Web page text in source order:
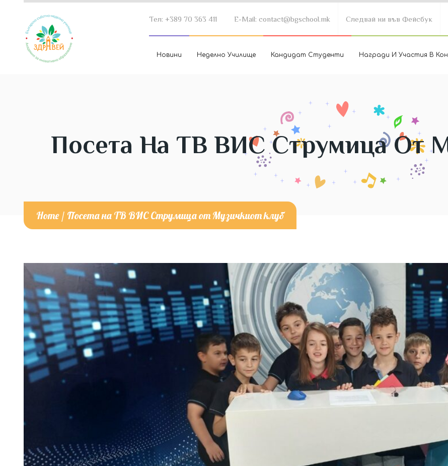
Тел: +389 70 363 411 E-Mail: contact@bgschool.mk Следвай ни във Фейсбук
Новини Неделно Училище Кандидат Студенти Награди И Участия В
Посета На ТВ ВИС Струмица От
Home / Посета на ТВ ВИС Струмица от Музичкиот клуб